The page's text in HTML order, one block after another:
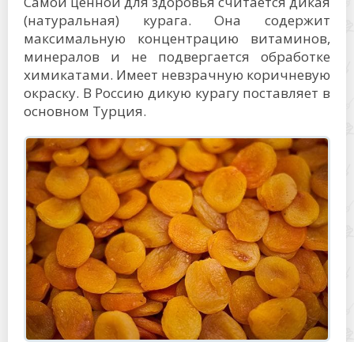
(натуральная) курага. Она содержит
максимальную концентрацию витаминов,
минералов и не подвергается обработке
химикатами. Имеет невзрачную коричневую
окраску. В Россию дикую курагу поставляет в
основном Турция.